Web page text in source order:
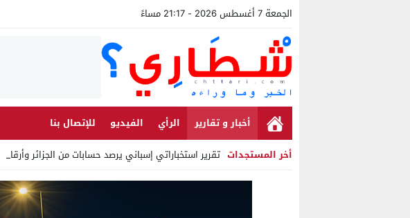
الجمعة 7 أغسطس 2026 - 21:17 مساءً
أخبار و تقارير الرأي الفيديو
للإتصال بنا
أخر المستجدات تقرير استخباراتي إسباني يرصد حسابات من الجزائر وأرقاما بـ”213+_
Stop